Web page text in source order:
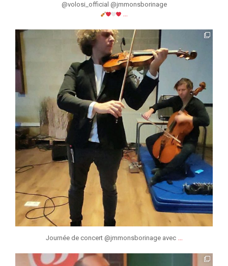
@volosi_official @jmmonsborinage
...
jmmonsborinage
Nov 24
Journée de concert @jmmonsborinage avec ...
jmmonsborinage